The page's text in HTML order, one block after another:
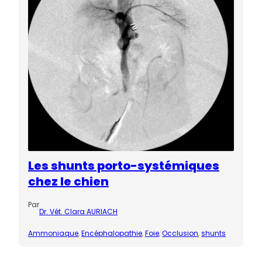
Les shunts porto-systémiques
chez le chien
Par
Dr. Vét. Clara AURIACH
Ammoniaque, Encéphalopathie, Foie, Occlusion, shunts